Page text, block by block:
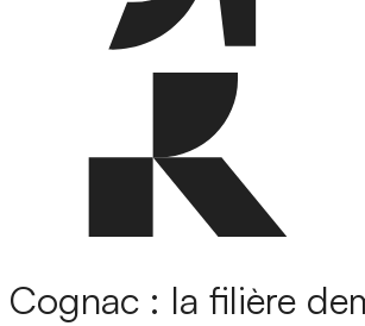
Cognac : la filière